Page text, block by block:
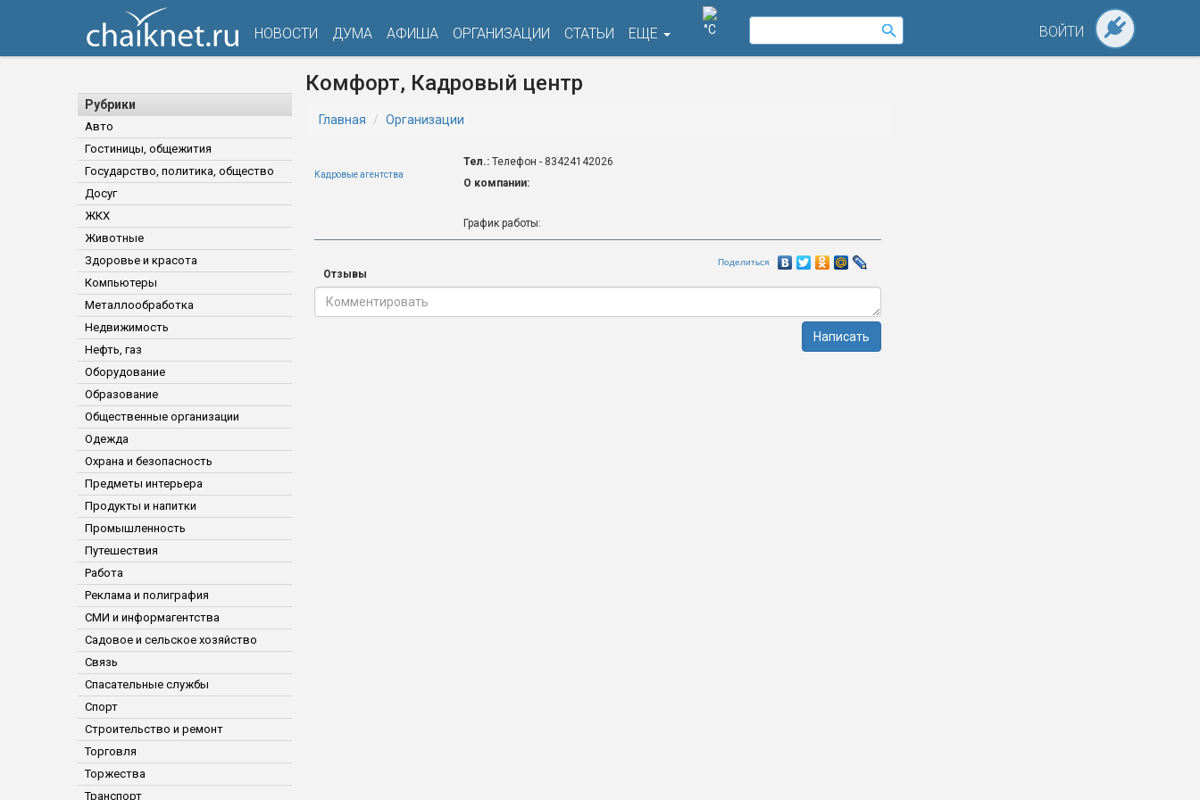
НОВОСТИ ДУМА АФИША ОРГАНИЗАЦИИ СТАТЬИ ЕЩЕ °C ВОЙТИ
Рубрики
Авто
Гостиницы, общежития
Государство, политика, общество
Досуг
ЖКХ
Животные
Здоровье и красота
Компьютеры
Металлообработка
Недвижимость
Нефть, газ
Оборудование
Образование
Общественные организации
Одежда
Охрана и безопасность
Предметы интерьера
Продукты и напитки
Промышленность
Путешествия
Работа
Реклама и полиграфия
СМИ и информагентства
Садовое и сельское хозяйство
Связь
Спасательные службы
Спорт
Строительство и ремонт
Торговля
Торжества
Транспорт
Комфорт, Кадровый центр
Главная Организации
Кадровые агентства
Тел.: Телефон - 83424142026
О компании:
График работы:
Поделиться
Отзывы
Написать